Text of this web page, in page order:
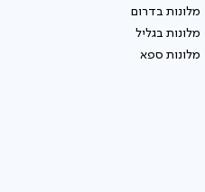
מלונות בדרום
מלונות בגליל
מלונות ספא